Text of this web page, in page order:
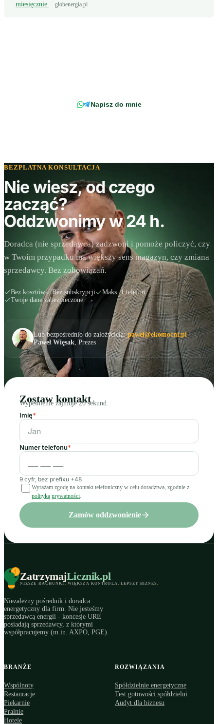
miesięcznie
globenergia.pl
Napisz do mnie
BEZPŁATNA KONSULTACJA
Nie wiesz, od czego
zacząć?
Oddzwonimy w 24 h.
Doradca (nie sprzedawca) zadzwoni i pomoże policzyć, czy
w Twoim przypadku ma większy sens magazyn, czy zmiana
sprzedawcy. Bez zobowiązań.
Bez kosztów Bez subskrypcji
Maks. 1 telefon
Twoje dane zabezpieczone
Lub bezpośrednio do założyciela:pawel@ekomocni.pl·
Paweł Więsak, Prezes
Zostaw kontakt
Wypełnienie zajmuje 20 sekund.
Imię*
Numer telefonu*
9 cyfr, bez prefixu +48
Wyrażam zgodę na kontakt telefoniczny w celu doradztwa, zgodnie z
polityką prywatności.
Zamów oddzwonienie
ZatrzymajLicznik.pl
NIŻSZE RACHUNKI. WIĘKSZA KONTROLA. LEPSZY BIZNES .
Niezależny pośrednik i doradca
energetyczny dla firm. Nie jesteśmy
sprzedawcą energii - koncesje URE
posiadają sprzedawcy, z którymi
współpracujemy (m.in. AXPO, PGE).
BRANŻE
Wspólnoty
Restauracje
Piekarnie
Pralnie
Hotele
ROZWIĄZANIA
Spółdzielnie energetyczne
Test gotowości spółdzielni
Audyt dla biznesu